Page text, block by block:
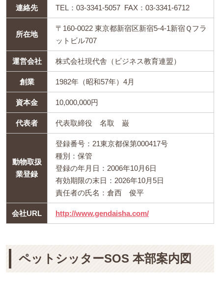
連絡先 TEL：03-3341-5057 FAX：03-3341-6712
所在地
〒160-0022 東京都新宿区新宿5-4-1新宿Ｑフラ
ットビル707
運営会社 株式会社現代舎（ビジネス教育連盟）
創業 1982年（昭和57年）4月
資本金 10,000,000円
代表者 代表取締役 名取 巌
動物取扱
業登録
登録番号：21東京都保第000417号
種別：保管
登録の年月日：2006年10月6日
有効期限の末日：2026年10月5日
責任者の氏名：倉西 俊平
会社URL http://www.gendaisha.com/
ペットシッターSOS 本部案内図